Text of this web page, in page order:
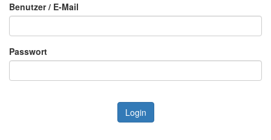
Benutzer / E-Mail
Passwort
Login